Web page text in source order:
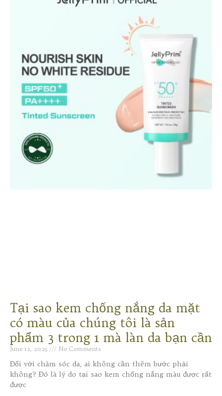
Tại sao kem chống nắng da mặt
có màu của chúng tôi là sản
phẩm 3 trong 1 mà làn da bạn cần
June 12, 2025 No Comments
Đối với chăm sóc da, ai không cần thêm bước phải
không? Đó là lý do tại sao kem chống nắng màu được rất
được